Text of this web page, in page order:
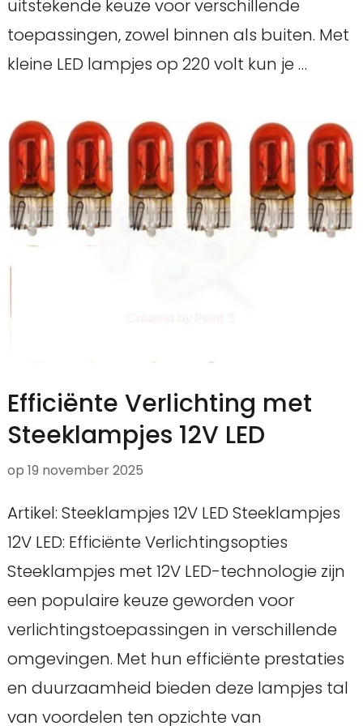
uitstekende keuze voor verschillende
toepassingen, zowel binnen als buiten. Met
kleine LED lampjes op 220 volt kun je …
Efficiënte Verlichting met
Steeklampjes 12V LED
op 19 november 2025
Artikel: Steeklampjes 12V LED Steeklampjes
12V LED: Efficiënte Verlichtingsopties
Steeklampjes met 12V LED-technologie zijn
een populaire keuze geworden voor
verlichtingstoepassingen in verschillende
omgevingen. Met hun efficiënte prestaties
en duurzaamheid bieden deze lampjes tal
van voordelen ten opzichte van